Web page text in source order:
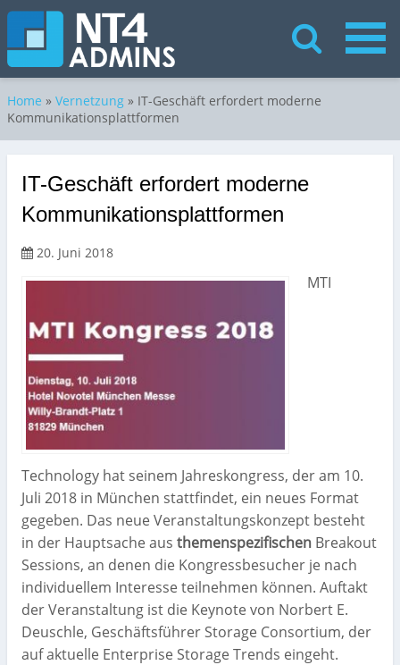
Home » Vernetzung » IT-Geschäft erfordert moderne
Kommunikationsplattformen
IT-Geschäft erfordert moderne
Kommunikationsplattformen
20. Juni 2018
MTI
Technology hat seinem Jahreskongress, der am 10.
Juli 2018 in München stattfindet, ein neues Format
gegeben. Das neue Veranstaltungskonzept besteht
in der Hauptsache aus themenspezifischen Breakout
Sessions, an denen die Kongressbesucher je nach
individuellem Interesse teilnehmen können. Auftakt
der Veranstaltung ist die Keynote von Norbert E.
Deuschle, Geschäftsführer Storage Consortium, der
auf aktuelle Enterprise Storage Trends eingeht.